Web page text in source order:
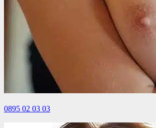
0895 02 03 03